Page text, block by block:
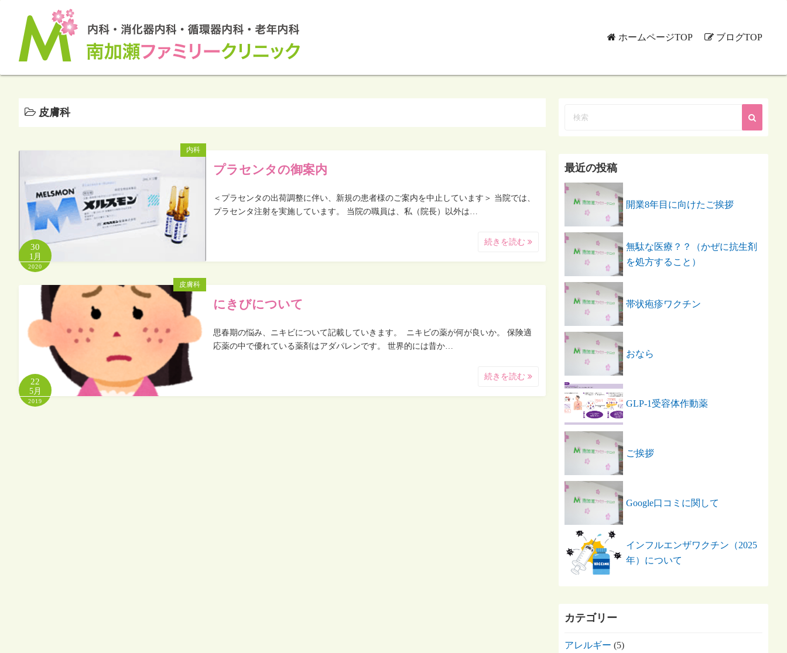
ホームページTOP ブログTOP
皮膚科
内科
30
1月
2020
プラセンタの御案内
＜プラセンタの出荷調整に伴い、新規の患者様のご案内を中止しています＞ 当院では、
プラセンタ注射を実施しています。 当院の職員は、私（院長）以外は…
続きを読む
皮膚科
22
5月
2019
にきびについて
思春期の悩み、ニキビについて記載していきます。 ニキビの薬が何が良いか。 保険適
応薬の中で優れている薬剤はアダパレンです。 世界的には昔か…
続きを読む
最近の投稿
開業8年目に向けたご挨拶
無駄な医療？？（かぜに抗生剤
を処方すること）
帯状疱疹ワクチン
おなら
GLP-1受容体作動薬
ご挨拶
Google口コミに関して
インフルエンザワクチン（2025
年）について
カテゴリー
アレルギー (5)